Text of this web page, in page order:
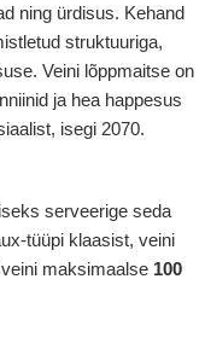
ning ürdisus. Kehand
struktuuriga,
Veini lõppmaitse on
ja hea happesus
isegi 2070.
serveerige seda
tüüpi klaasist, veini
maksimaalse 100